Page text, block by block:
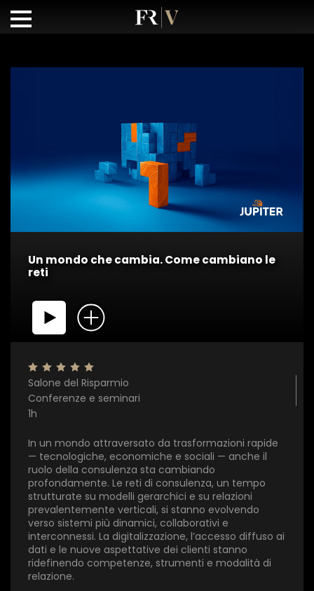
Un mondo che cambia. Come cambiano le
reti
Salone del Risparmio
Conferenze e seminari
1h
In un mondo attraversato da trasformazioni rapide
— tecnologiche, economiche e sociali — anche il
ruolo della consulenza sta cambiando
profondamente. Le reti di consulenza, un tempo
strutturate su modelli gerarchici e su relazioni
prevalentemente verticali, si stanno evolvendo
verso sistemi più dinamici, collaborativi e
interconnessi. La digitalizzazione, l’accesso diffuso ai
dati e le nuove aspettative dei clienti stanno
ridefinendo competenze, strumenti e modalità di
relazione.